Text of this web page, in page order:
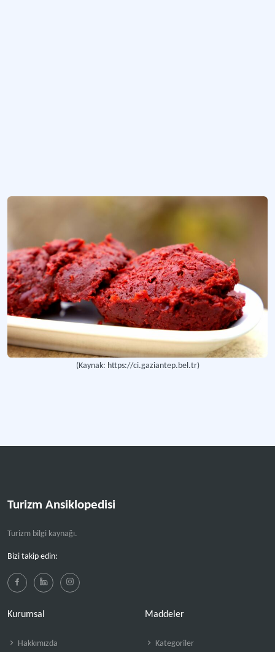
(Kaynak: https://ci.gaziantep.bel.tr)
Turizm Ansiklopedisi
Turizm bilgi kaynağı.
Bizi takip edin:
Kurumsal
Hakkımızda
Maddeler
Kategoriler